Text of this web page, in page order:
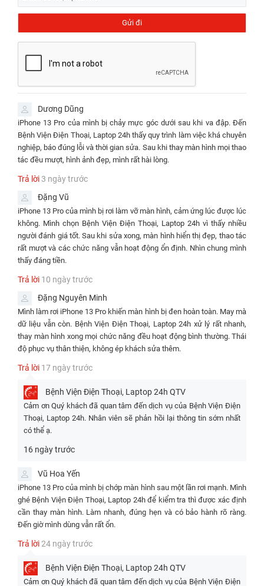
tùy thuộc vào loại màn hình, địa điểm
và các dịch vụ thay thế kèm theo. Tại đơn vị chuyên cung cấp dịch
thay màn hình iPhone lấy ngay
chất lượng và uy tín, bạn sẽ nhận
được mức giá hợp lý, và trải nghiệm hài lòng về chất lượng sửa chữa
tại TP.HCM.
Bảng giá thay màn hình iPhone 13 Pro chính hãng tại TP.HCM
DỊCH VỤ GIÁ
GIAN
SỬA
CHỮA
BẢO HÀNH
✅ Thay màn hình iPhone
13 Pro Incell JK
30 - 45
✅ Thay màn hình iPhone
13 Pro GX Incell
phút
tháng
✅ Thay màn hình iPhone
13 Pro GX Oled
⭐2.390.000đ
30 - 45
phút
Bảo hành 12
tháng
✅Thay màn hình iPhone
13 Pro REXON loại Pro
Lưu ý:
Giá trên đã bao gồm công thợ, không phát sinh thêm bất kỳ chi
phí khác
Áp dụng nhiều chương trình khuyến mãi trên cùng 1 hóa đơn
Giá trên có thể thay đổi theo tùy thời điểm, quý khách vui lòng
Bảng so sánh linh kiện thay màn hình iPhone 13 Pro
Màn hình
Màn hình
loại
màn
hình
Màn hình
linh kiện cơ
cao cấp
màn hình Apple
Apple
liệu
kính
Kính cường
chuẩn, tích
nghệ In-cell
LCD
Kính cường lực
cũ
hảo
Dương Dũng
iPhone 13 Pro của mình bị chảy mực góc dưới sau khi va đập. Đến
Bệnh Viện Điện Thoại, Laptop 24h thấy quy trình làm việc khá chuyên
nghiệp, báo đúng lỗi và thời gian sửa. Sau khi thay màn hình mọi thao
tác đều mượt, hình ảnh đẹp, mình rất hài lòng.
Trả lời 3 ngày trước
Đặng Vũ
iPhone 13 Pro của mình bị rơi làm vỡ màn hình, cảm ứng lúc được lúc
không. Mình chọn Bệnh Viện Điện Thoại, Laptop 24h vì thấy nhiều
người đánh giá tốt. Sau khi sửa xong, màn hình hiển thị đẹp, thao tác
rất mượt và các chức năng vẫn hoạt động ổn định. Nhìn chung mình
thấy đáng tiền.
Trả lời 10 ngày trước
Đặng Nguyên Minh
Mình làm rơi iPhone 13 Pro khiến màn hình bị đen hoàn toàn. May mà
dữ liệu vẫn còn. Bệnh Viện Điện Thoại, Laptop 24h xử lý rất nhanh,
thay màn hình xong mọi chức năng đều hoạt động bình thường. Thái
độ phục vụ thân thiện, không ép khách sửa thêm.
Trả lời 17 ngày trước
Bệnh Viện Điện Thoại, Laptop 24h QTV
Cảm ơn Quý khách đã quan tâm đến dịch vụ của Bệnh Viện Điện
Thoại, Laptop 24h. Nhân viên sẽ phản hồi lại thông tin sớm nhất
có thể ạ.
16 ngày trước
Vũ Hoa Yến
iPhone 13 Pro của mình bị chớp màn hình sau một lần rơi mạnh. Mình
ghé Bệnh Viện Điện Thoại, Laptop 24h để kiểm tra thì được xác định
cần thay màn hình. Làm nhanh, đúng hẹn và có bảo hành rõ ràng.
Đến giờ mình dùng vẫn rất ổn.
Trả lời24 ngày trước
Bệnh Viện Điện Thoại, Laptop 24h QTV
Cảm ơn Quý khách đã quan tâm đến dịch vụ của Bệnh Viện Điện